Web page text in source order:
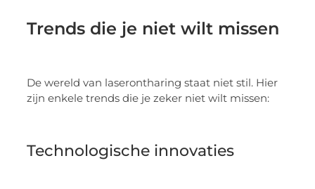
Trends die je niet wilt missen
De wereld van laserontharing staat niet stil. Hier
zijn enkele trends die je zeker niet wilt missen:
Technologische innovaties